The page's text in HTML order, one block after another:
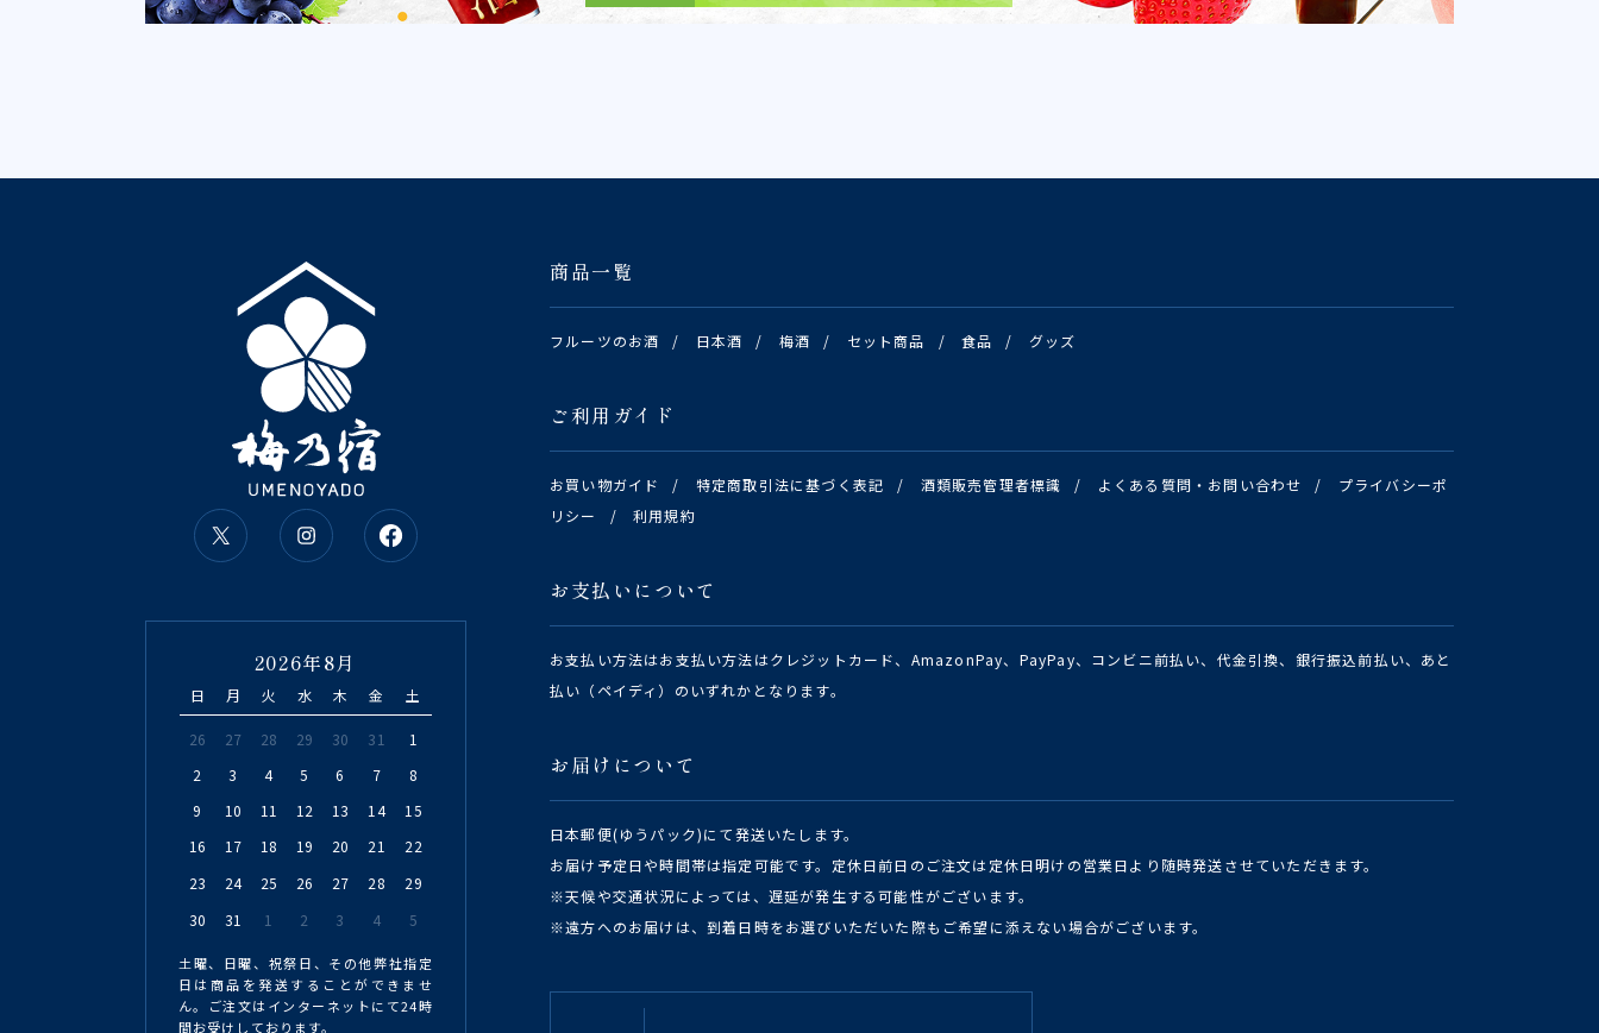
商品一覧
フルーツのお酒 / 日本酒 / 梅酒 / セット商品 / 食品 / グッズ
ご利用ガイド
お買い物ガイド / 特定商取引法に基づく表記 / 酒類販売管理者標識 / よくある質問・お問い合わせ /
プライバシーポ
リシー
/ 利用規約
お支払いについて
お支払い方法はお支払い方法はクレジットカード、AmazonPay、PayPay、コンビニ前払い、代金引換、銀行振込前払い、あと
払い（ペイディ）のいずれかとなります。
お届けについて
日本郵便(ゆうパック)にて発送いたします。
お届け予定日や時間帯は指定可能です。定休日前日のご注文は定休日明けの営業日より随時発送させていただきます。
※天候や交通状況によっては、遅延が発生する可能性がございます。
※遠方へのお届けは、到着日時をお選びいただいた際もご希望に添えない場合がございます。
2026年8月
日 月 火 水 木 金 土
26 27 28 29 30 31
1
2
3 4 5 6 7
8
9
10 11 12 13 14
15
16
17 18 19 20 21
22
23
24 25 26 27 28
29
30
31 1 2 3 4 5
土曜、日曜、祝祭日、その他弊社指定
日は商品を発送することができませ
ん。ご注文はインターネットにて24時
間お受けしております。